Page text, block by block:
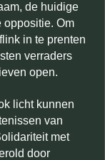
de huidige
oppositie. Om
in te prenten
verraders
open.
licht kunnen
van
met
door